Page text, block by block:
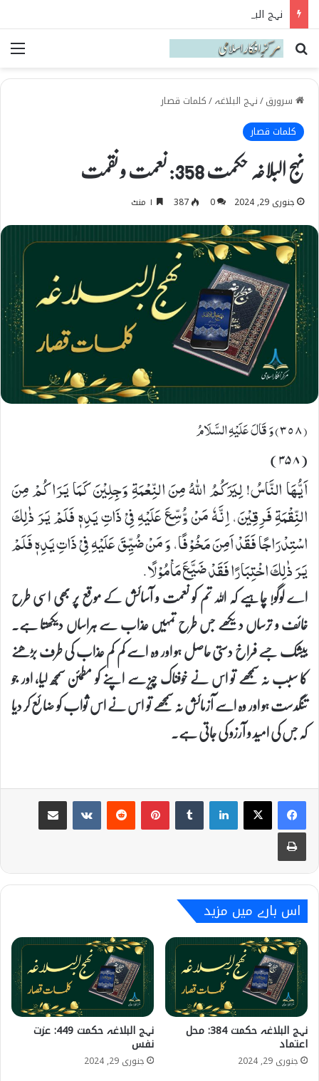
نہج البلاغہ میں حقیقی شیعہ کی پہچان
Search for
سرورق/نہج البلاغہ/کلمات قصار
کلمات قصار
نہج البلاغہ حکمت 358: نعمت و نقمت
جنوری 29, 2024 0
387
(٣٥٨) وَ قَالَ عَلَیْهِ السَّلَامُ
(۳۵۸)
اَیُّهَا النَّاسُ! لِیَرَكُمُ اللهُ مِنَ النِّعْمَةِ وَجِلِیْنَ كَمَا یَرَاكُمْ مِنَ
النِّقْمَةِ فَرِقِیْنَ، اِنَّهٗ مَنْ وُّسِّعَ عَلَیْهِ فِیْ ذَاتِ یَدِهٖ فَلَمْ یَرَ ذٰلِكَ
اسْتِدْرَاجًا فَقَدْ اَمِنَ مَخُوْفًا، وَ مَنْ ضُیِّقَ عَلَیْهِ فِیْ ذَاتِ یَدِهٖ فَلَمْ
یَرَ ذٰلِكَ اخْتِبَارًا فَقَدْ ضَیَّعَ مَاْمُوْلًا.
اے لوگو! چاہیے کہ اللہ تم کو نعمت و آسائش کے موقع پر بھی اسی طرح
خائف و ترساں دیکھے جس طرح تمہیں عذاب سے ہراساں دیکھتا ہے۔
بیشک جسے فراخ دستی حاصل ہو اور وہ اسے کم کم عذاب کی طرف بڑھنے
کا سبب نہ سمجھے تو اس نے خوفناک چیز سے اپنے کو مطمئن سمجھ لیا، اور جو
تنگدست ہو اور وہ اسے آزمائش نہ سمجھے تو اس نے اس ثواب کو ضائع کر دیا
کہ جس کی امید و آرزو کی جاتی ہے۔
اس بارے میں مزید
نہج البلاغہ حکمت 384: محل
اعتماد
جنوری 29, 2024
نہج البلاغہ حکمت 449: عزت
نفس
جنوری 29, 2024